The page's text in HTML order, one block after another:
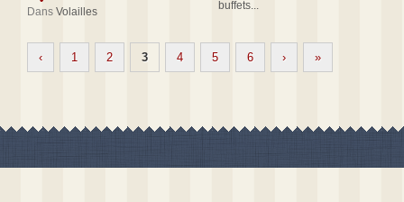
Dans Volailles
buffets...
‹ 1 2 3 4 5 6 › »